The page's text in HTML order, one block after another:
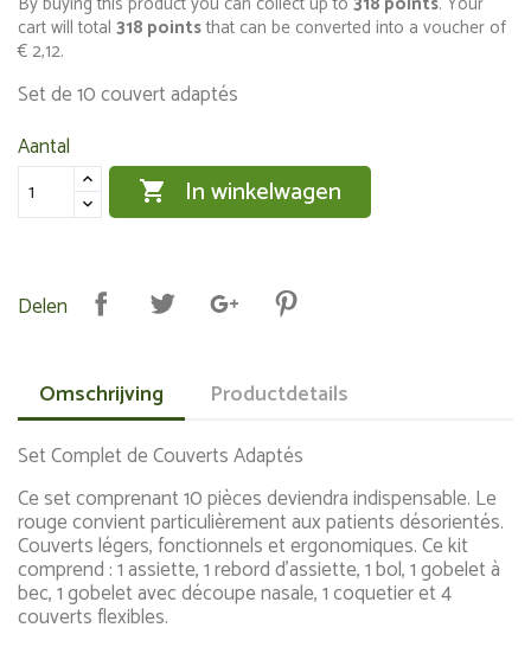
cart will total 318 pointsthat can be converted into a voucher of
€ 2,12.
Set de 10 couvert adaptés
Aantal
 In winkelwagen
Delen
Omschrijving Productdetails
Set Complet de Couverts Adaptés
Ce set comprenant 10 pièces deviendra indispensable. Le
rouge convient particulièrement aux patients désorientés.
Couverts légers, fonctionnels et ergonomiques. Ce kit
comprend : 1 assiette, 1 rebord d'assiette, 1 bol, 1 gobelet à
bec, 1 gobelet avec découpe nasale, 1 coquetier et 4
couverts flexibles.